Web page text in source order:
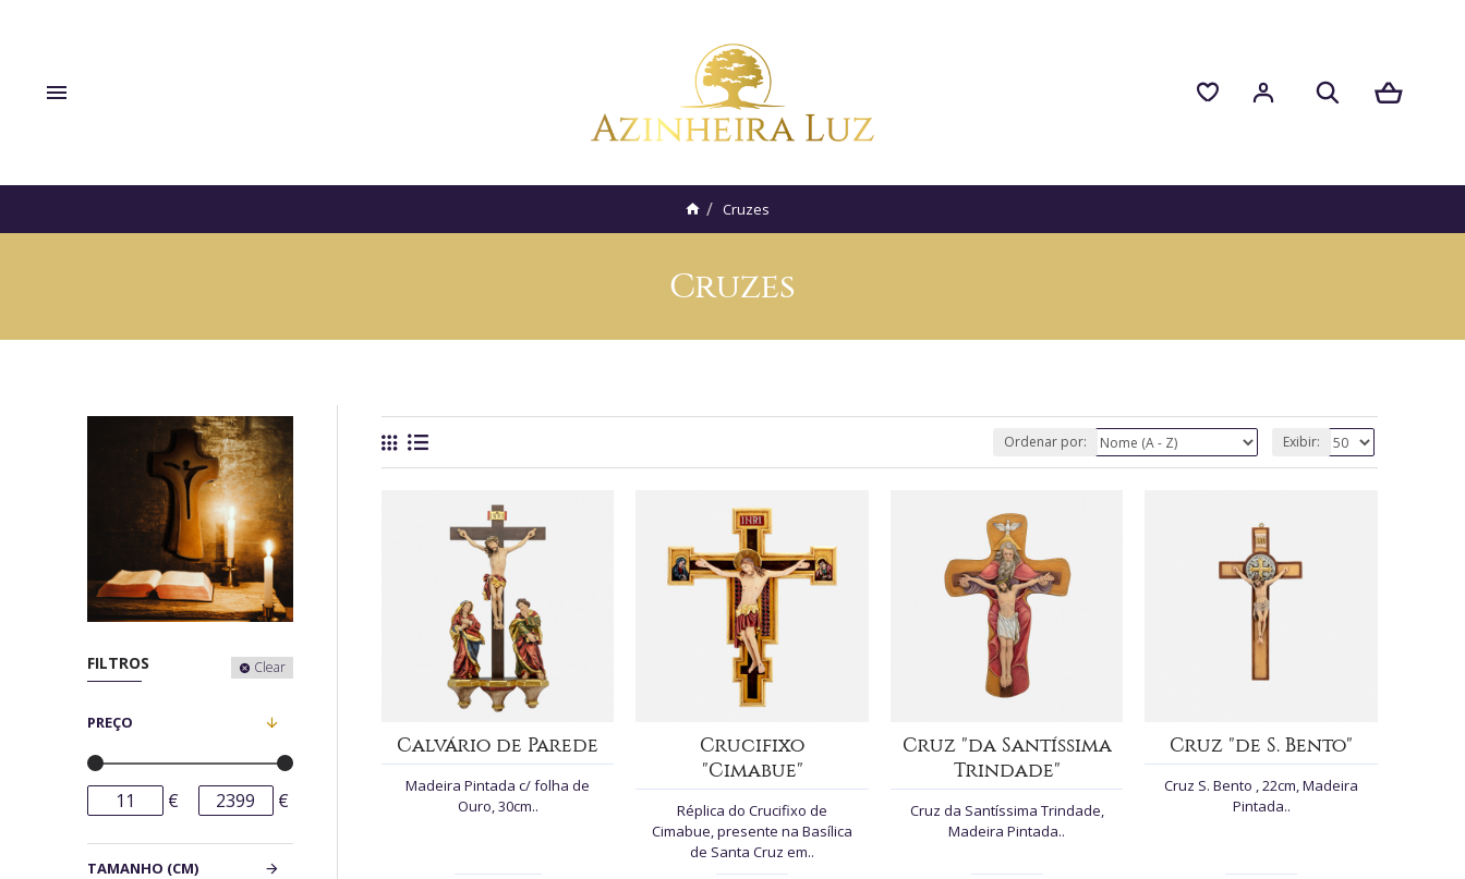
Cruzes
Cruzes
FILTROS Clear
PREÇO
€ €
TAMANHO (CM)
Ordenar por: Exibir:
Calvário de Parede
Madeira Pintada c/ folha de
Ouro, 30cm..
Crucifixo
"Cimabue"
Réplica do Crucifixo de
Cimabue, presente na Basílica
de Santa Cruz em..
Cruz "da Santíssima
Trindade"
Cruz da Santíssima Trindade,
Madeira Pintada..
Cruz "de S. Bento"
Cruz S. Bento , 22cm, Madeira
Pintada..